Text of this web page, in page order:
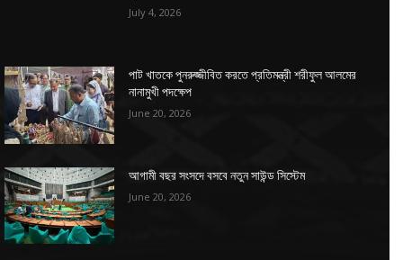
July 4, 2026
পাট খাতকে পুনরুজ্জীবিত করতে প্রতিমন্ত্রী শরীফুল আলমের
নানামুখী পদক্ষেপ
June 20, 2026
আগামী বছর সংসদে বসবে নতুন সাউন্ড সিস্টেম
June 20, 2026